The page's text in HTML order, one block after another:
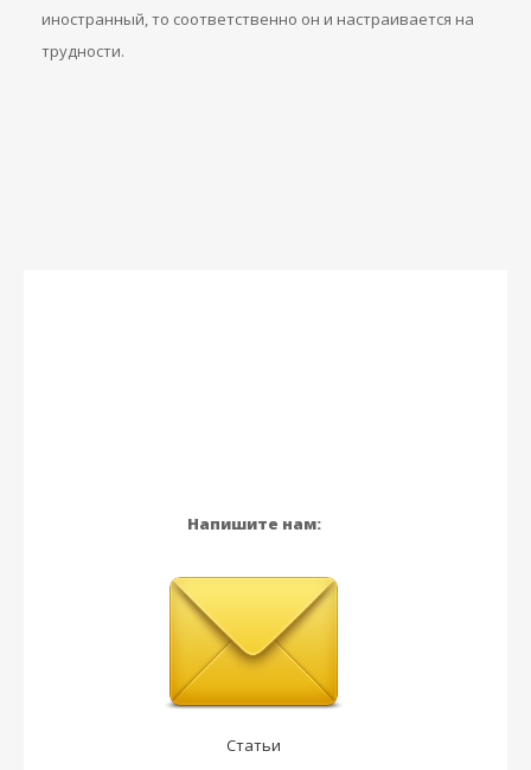
иностранный, то соответственно он и настраивается на
трудности.
Напишите нам:
Статьи